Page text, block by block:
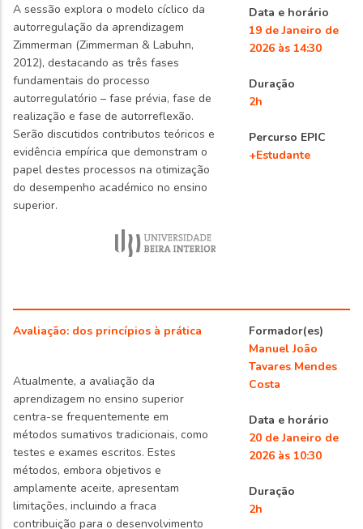
A sessão explora o modelo cíclico da
autorregulação da aprendizagem
Zimmerman (Zimmerman & Labuhn,
2012), destacando as três fases
fundamentais do processo
autorregulatório – fase prévia, fase de
realização e fase de autorreflexão.
Serão discutidos contributos teóricos e
evidência empírica que demonstram o
papel destes processos na otimização
do desempenho académico no ensino
superior.
Data e horário
19 de Janeiro de
2026 às 14:30
Duração
2h
Percurso EPIC
+Estudante
Avaliação: dos princípios à prática
Atualmente, a avaliação da
aprendizagem no ensino superior
centra-se frequentemente em
métodos sumativos tradicionais, como
testes e exames escritos. Estes
métodos, embora objetivos e
amplamente aceite, apresentam
limitações, incluindo a fraca
contribuição para o desenvolvimento
Formador(es)
Manuel João
Tavares Mendes
Costa
Data e horário
20 de Janeiro de
2026 às 10:30
Duração
2h